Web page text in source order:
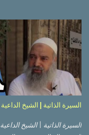
تلة في الزاوية الجنوبية
القديمة) والتي تقع في
كم متر مربع). المسجد
القبة الذهبية) والموجودة
الجنوبي أو مبنى المسجد
السيرة الذاتية | الشيخ
السيرة الذاتية | الشيخ